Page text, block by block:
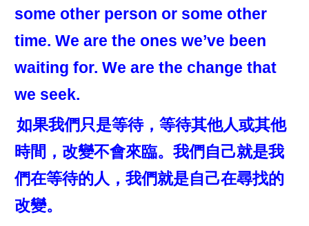
some other person or some other
time. We are the ones we’ve been
waiting for. We are the change that
we seek.
如果我們只是等待，等待其他人或其他
時間，改變不會來臨。我們自己就是我
們在等待的人，我們就是自己在尋找的
改變。